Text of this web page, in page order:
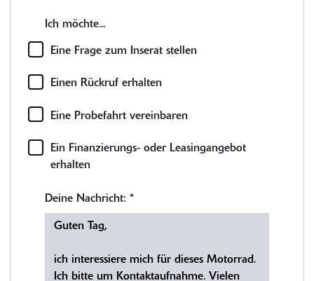
Ich möchte...
Eine Frage zum Inserat stellen
Einen Rückruf erhalten
Eine Probefahrt vereinbaren
Ein Finanzierungs- oder Leasingangebot
erhalten
Deine Nachricht: *